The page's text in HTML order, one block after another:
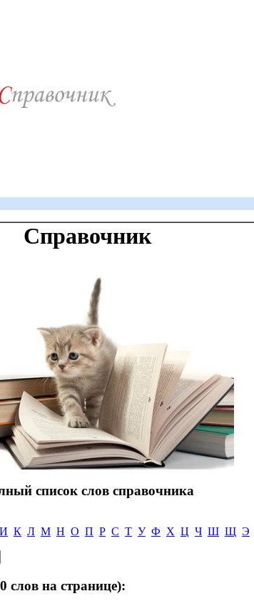
Справочник
список слов справочника
И К Л М Н О П Р С Т У Ф Х Ц Ч Ш Щ Э
слов на странице):